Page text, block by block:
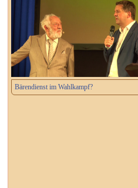
Bärendienst im Wahlkampf?